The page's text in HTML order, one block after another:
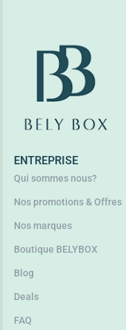
ALANIA PURETE + VIT C EAU
28,050TND
ENTREPRISE
Qui sommes nous?
Nos promotions & Offres
Nos marques
Boutique BELYBOX
Blog
Deals
FAQ